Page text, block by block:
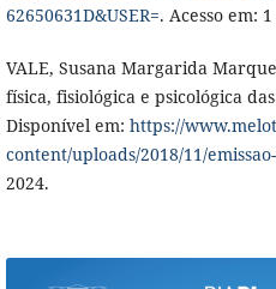
62650631D&USER=. Acesso em:
VALE, Susana Margarida
física, fisiológica e psicológica
Disponível em: https://
content/uploads/2018/11/
2024.